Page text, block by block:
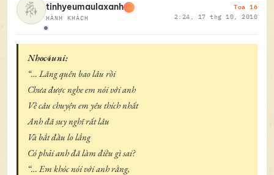
Ngoại tuyến
tinhyeumaulaxanh
HÀNH KHÁCH
Toa 16
2:24, 17 thg 10, 2010
Nhoc4uni:
“… Lãng quên bao lâu rồi
Chưa được nghe em nói với anh
Về câu chuyện em yêu thích nhất
Anh đã suy nghĩ rất lâu
Và bắt đầu lo lắng
Có phải anh đã làm điều gì sai?
“… Em khóc nói với anh rằng,